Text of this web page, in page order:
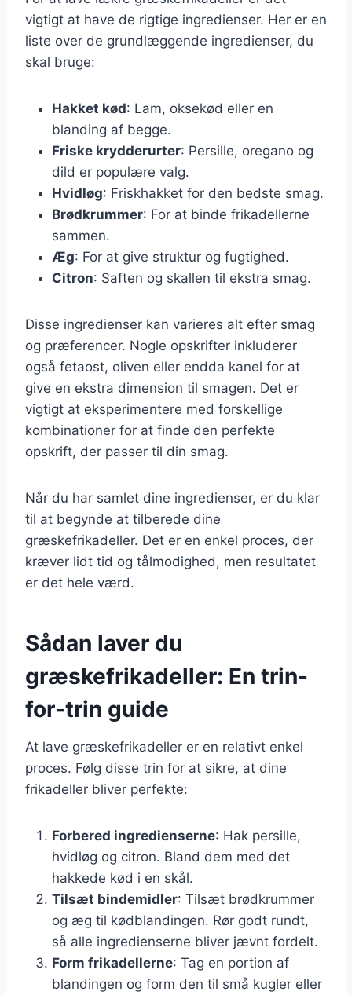
vigtigt at have de rigtige ingredienser. Her er en
liste over de grundlæggende ingredienser, du
skal bruge:
Hakket kød: Lam, oksekød eller en
blanding af begge.
Friske krydderurter: Persille, oregano og
dild er populære valg.
Hvidløg: Friskhakket for den bedste smag.
Brødkrummer: For at binde frikadellerne
sammen.
Æg: For at give struktur og fugtighed.
Citron: Saften og skallen til ekstra smag.
Disse ingredienser kan varieres alt efter smag
og præferencer. Nogle opskrifter inkluderer
også fetaost, oliven eller endda kanel for at
give en ekstra dimension til smagen. Det er
vigtigt at eksperimentere med forskellige
kombinationer for at finde den perfekte
opskrift, der passer til din smag.
Når du har samlet dine ingredienser, er du klar
til at begynde at tilberede dine
græskefrikadeller. Det er en enkel proces, der
kræver lidt tid og tålmodighed, men resultatet
er det hele værd.
Sådan laver du
græskefrikadeller: En trin-
for-trin guide
At lave græskefrikadeller er en relativt enkel
proces. Følg disse trin for at sikre, at dine
frikadeller bliver perfekte:
Forbered ingredienserne: Hak persille,
hvidløg og citron. Bland dem med det
hakkede kød i en skål.
Tilsæt bindemidler: Tilsæt brødkrummer
og æg til kødblandingen. Rør godt rundt,
så alle ingredienserne bliver jævnt fordelt.
Form frikadellerne: Tag en portion af
blandingen og form den til små kugler eller